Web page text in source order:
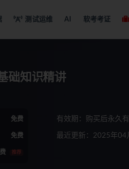
测试运维 AI 软考考证
础知识精讲
免费
免费
推荐
有效期：购买后永久
最近更新：2025年04